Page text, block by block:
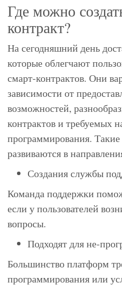
Где можно
контракт?
На сегодняшний день
которые облегчают
смарт-контрактов. Они
зависимости от
возможностей,
контрактов и требуемых
программирования.
развиваются в
Создания службы
Команда поддержки
если у пользователей
вопросы.
Подходят для не-
Большинство платформ
программирования или